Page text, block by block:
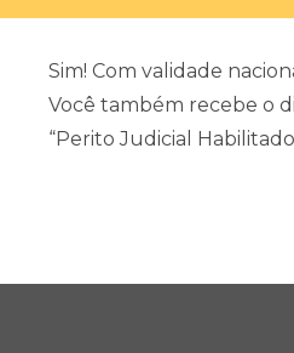
Sim! Com validade
Você também recebe o
“Perito Judicial